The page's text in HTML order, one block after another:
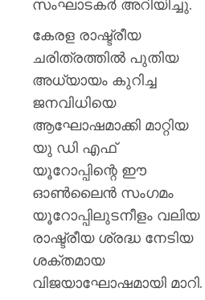
സംഘാടകർ അറിയിച്ചു.
കേരള രാഷ്ട്രീയ
ചരിത്രത്തിൽ പുതിയ
അധ്യായം കുറിച്ച
ജനവിധിയെ
ആഘോഷമാക്കി മാറ്റിയ
യു ഡി എഫ്
യൂറോപ്പിന്റെ ഈ
ഓൺലൈൻ സംഗമം
യൂറോപ്പിലുടനീളം വലിയ
രാഷ്ട്രീയ ശ്രദ്ധ നേടിയ
ശക്തമായ
വിജയാഘോഷമായി മാറി.